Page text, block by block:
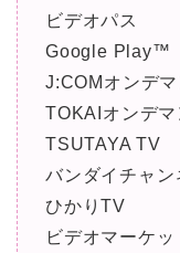
ビデオパス
Google Play™
J:COMオンデマ
TOKAIオンデマ
TSUTAYA TV
バンダイチャン
ひかりTV
ビデオマーケッ